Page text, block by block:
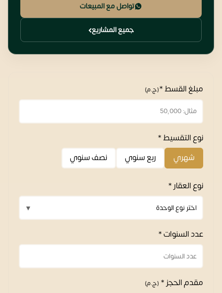
تواصل مع المبيعات
جميع المشاريع
مبلغ القسط *(ج.م)
نوع التقسيط *
شهري
ربع سنوي نصف سنوي
نوع العقار *
عدد السنوات *
مقدم الحجز * (ج.م)